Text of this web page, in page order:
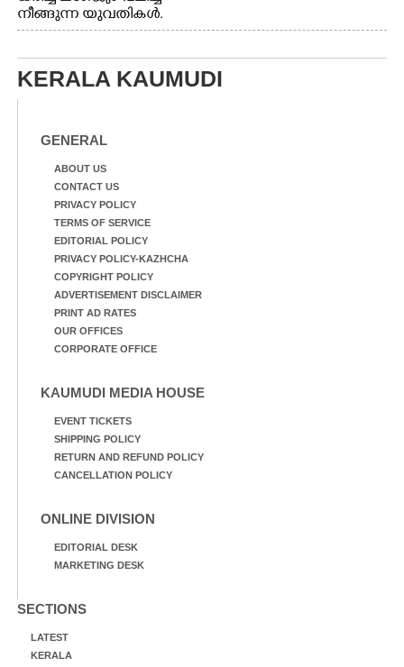
നീങ്ങുന്ന യുവതികൾ.
എറണാകുളം മേനകയിൽ
KERALA KAUMUDI
GENERAL
ABOUT US
CONTACT US
PRIVACY POLICY
TERMS OF SERVICE
EDITORIAL POLICY
PRIVACY POLICY-KAZHCHA
COPYRIGHT POLICY
ADVERTISEMENT DISCLAIMER
PRINT AD RATES
OUR OFFICES
CORPORATE OFFICE
KAUMUDI MEDIA HOUSE
EVENT TICKETS
SHIPPING POLICY
RETURN AND REFUND POLICY
CANCELLATION POLICY
ONLINE DIVISION
EDITORIAL DESK
MARKETING DESK
SECTIONS
LATEST
KERALA